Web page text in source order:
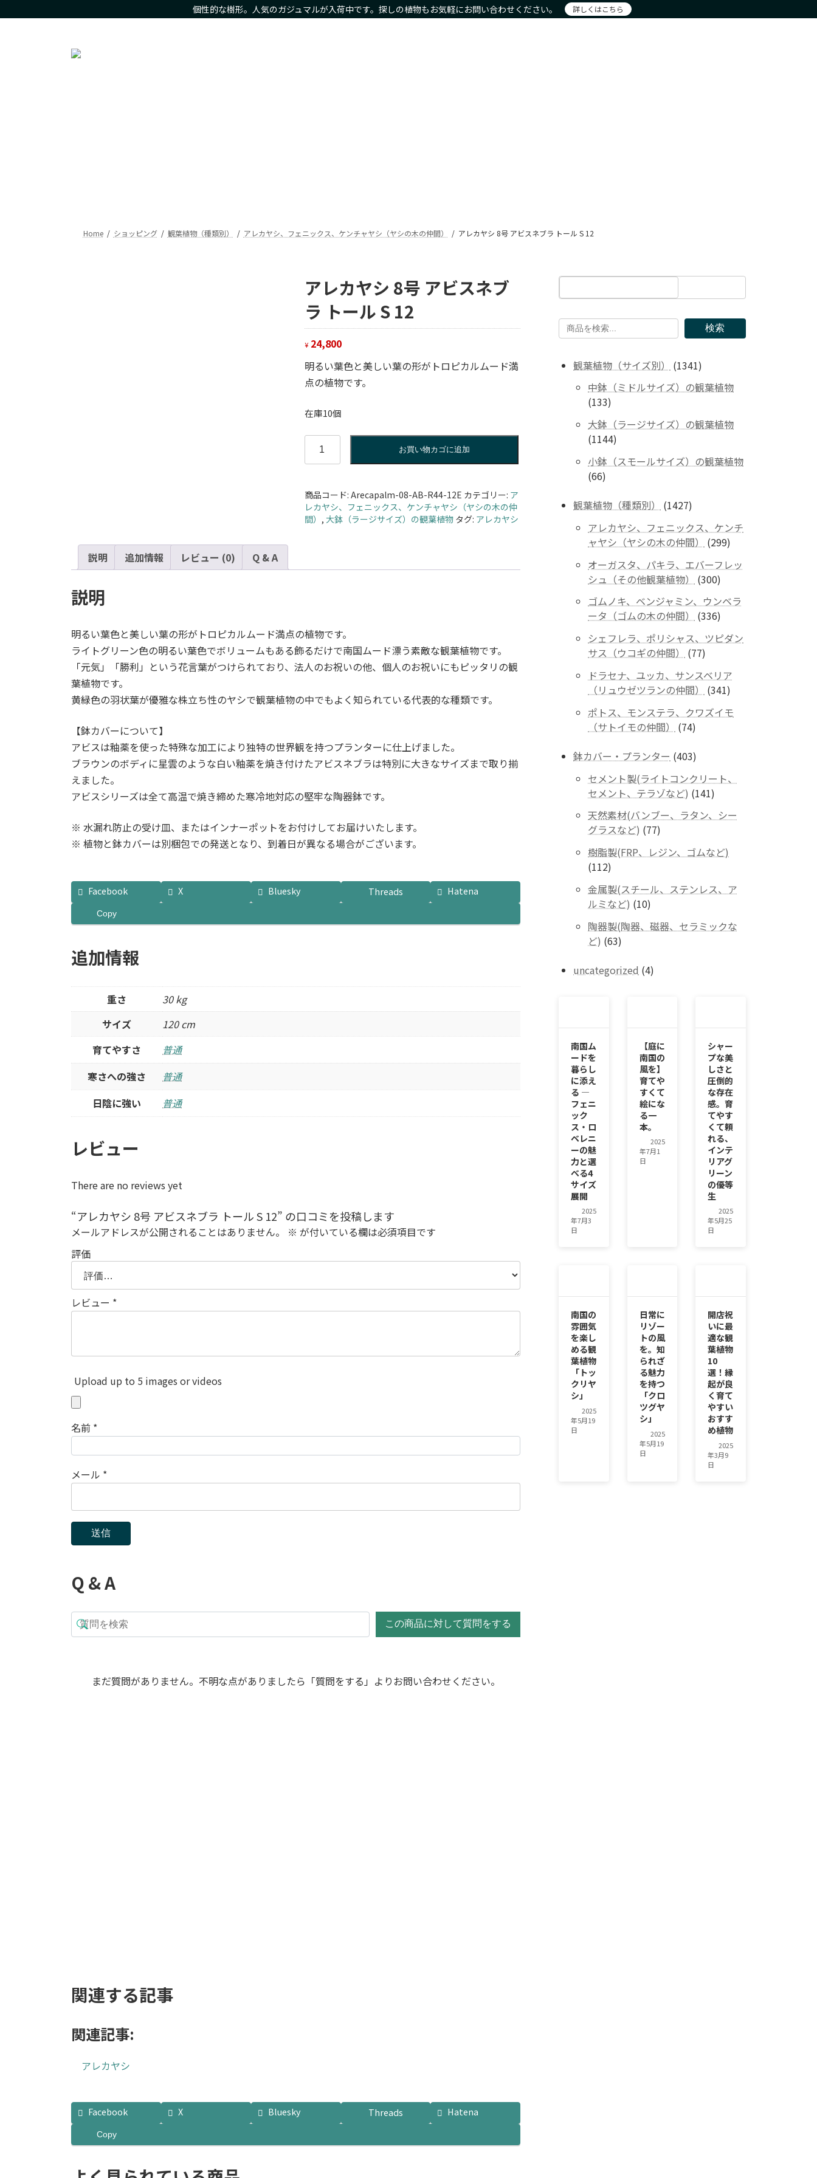
ン
ビ
個性的な樹形。人気のガジュマルが入荷中です。探しの植物もお気軽にお問い合わせください。
詳しくはこちら
Home ショッピング 観葉植物（種類別） アレカヤシ、フェニックス、ケンチャヤシ（ヤシの木の仲間） アレカヤシ 8号 アビスネブラ トール S 12
アレカヤシ 8号 アビスネブ
ラ トール S 12
¥ 24,800
明るい葉色と美しい葉の形がトロピカルムード満
点の植物です。
在庫10個
シ
8
ス
ト
ー
ル
S
個
お買い物カゴに追加
商品コード:Arecapalm-08-AB-R44-12E カテゴリー: ア
レカヤシ、フェニックス、ケンチャヤシ（ヤシの木の仲
間） ,大鉢（ラージサイズ）の観葉植物 タグ: アレカヤシ
説明 追加情報 レビュー (0) Q & A
説明
明るい葉色と美しい葉の形がトロピカルムード満点の植物です。
ライトグリーン色の明るい葉色でボリュームもある飾るだけで南国ムード漂う素敵な観葉植物です。
「元気」「勝利」という花言葉がつけられており、法人のお祝いの他、個人のお祝いにもピッタリの観
葉植物です。
黄緑色の羽状葉が優雅な株立ち性のヤシで観葉植物の中でもよく知られている代表的な種類です。
【鉢カバーについて】
アビスは釉薬を使った特殊な加工により独特の世界観を持つプランターに仕上げました。
ブラウンのボディに星雲のような白い釉薬を焼き付けたアビスネブラは特別に大きなサイズまで取り揃
えました。
アビスシリーズは全て高温で焼き締めた寒冷地対応の堅牢な陶器鉢です。
※ 水漏れ防止の受け皿、またはインナーポットをお付けしてお届けいたします。
※ 植物と鉢カバーは別梱包での発送となり、到着日が異なる場合がございます。
Facebook X Bluesky Threads Hatena
Copy
追加情報
重さ
30 kg
サイズ
120 cm
育てやすさ
普通
寒さへの強さ
普通
日陰に強い
普通
レビュー
There are no reviews yet
“アレカヤシ 8号 アビスネブラ トール S 12” の口コミを投稿します
メールアドレスが公開されることはありません。 ※ が付いている欄は必須項目です
評価
レビュー *
Upload up to 5 images or videos
名前 *
メール *
Q & A
この商品に対して質問をする
まだ質問がありません。不明な点がありましたら「質問をする」よりお問い合わせください。
関連する記事
関連記事:
アレカヤシ
Facebook X Bluesky Threads Hatena
Copy
検索
観葉植物（サイズ別） 13411341
の
品
中鉢（ミドルサイズ）の観葉植物
133133
の
商
品
大鉢（ラージサイズ）の観葉植物
11441144
の
小鉢（スモールサイズ）の観葉植物
6666
の
品
観葉植物（種類別） 14271427
の
商
品
アレカヤシ、フェニックス、ケンチ
ャヤシ（ヤシの木の仲間）
299299
の
品
オーガスタ、パキラ、エバーフレッ
シュ（その他観葉植物）
300300
の
商
品
ゴムノキ、ベンジャミン、ウンベラ
ータ（ゴムの木の仲間）
336336
の
品
シェフレラ、ポリシャス、ツピダン
サス（ウコギの仲間）
7777
の
商
品
ドラセナ、ユッカ、サンスベリア
（リュウゼツランの仲間）
341341
の
ポトス、モンステラ、クワズイモ
（サトイモの仲間）
7474
の
品
鉢カバー・プランター 403403
の
商
品
セメント製(ライトコンクリート、
セメント、テラゾなど) 141141
の
品
天然素材(バンブー、ラタン、シー
グラスなど) 7777
の
品
樹脂製(FRP、レジン、ゴムなど)
112112
の
商
品
金属製(スチール、ステンレス、ア
ルミなど) 1010
の
陶器製(陶器、磁器、セラミックな
ど) 6363
の
uncategorized 44
品
南国ム
ードを
暮らし
に添え
る ―
フェニ
ック
ス・ロ
ベレニ
ーの魅
力と選
べる4
サイズ
展開
2025
年7月3
日
【庭に
南国の
風を】
育てや
すくて
絵にな
る一
本。
2025
年7月1
日
シャー
プな美
しさと
圧倒的
な存在
感。育
てやす
くて頼
れる、
インテ
リアグ
リーン
の優等
生
2025
年5月25
日
南国の
雰囲気
を楽し
める観
葉植物
「トッ
クリヤ
シ」
2025
年5月19
日
日常に
リゾー
トの風
を。知
られざ
る魅力
を持つ
「クロ
ツグヤ
シ」
2025
年5月19
日
開店祝
いに最
適な観
葉植物
10
選！縁
起が良
く育て
やすい
おすす
め植物
2025
年3月9
日